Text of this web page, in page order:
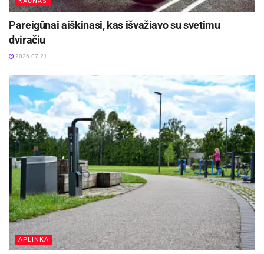
Šaltinis: Panevėžio apskrities policija
Pareigūnai aiškinasi, kas išvažiavo su svetimu
dviračiu
2026-07-21
APLINKA